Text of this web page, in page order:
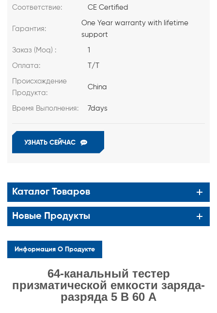
Соответствие: CE Certified
Гарантия:
One Year warranty with lifetime
support
Заказ (Moq) : 1
Оплата: T/T
Происхождение
Продукта:
China
Время Выполнения: 7days
УЗНАТЬ СЕЙЧАС
Каталог Товаров
Новые Продукты
Информация О Продукте
64-канальный тестер
призматической емкости заряда-
разряда 5 В 60 А